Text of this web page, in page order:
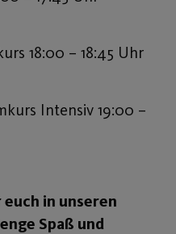
18:00 – 18:45 Uhr
Intensiv 19:00 –
in unseren
Spaß und